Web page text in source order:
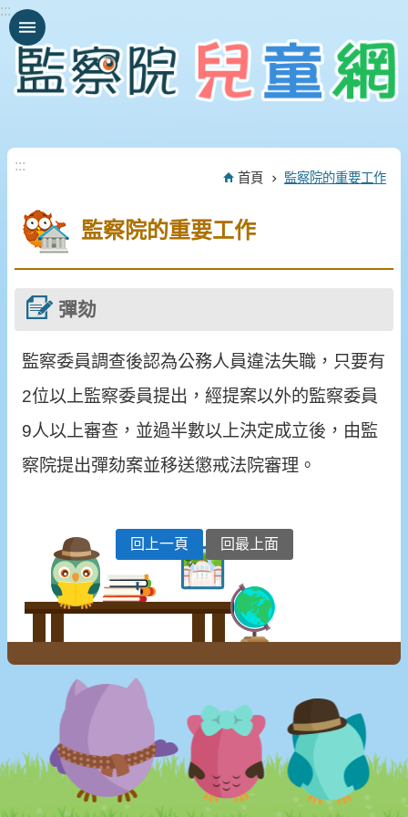
跳到主要內容區塊
:::
:::
首頁 監察院的重要工作
監察院的重要工作
彈劾
監察委員調查後認為公務人員違法失職，只要有
2位以上監察委員提出，經提案以外的監察委員
9人以上審查，並過半數以上決定成立後，由監
察院提出彈劾案並移送懲戒法院審理。
回上一頁 回最上面